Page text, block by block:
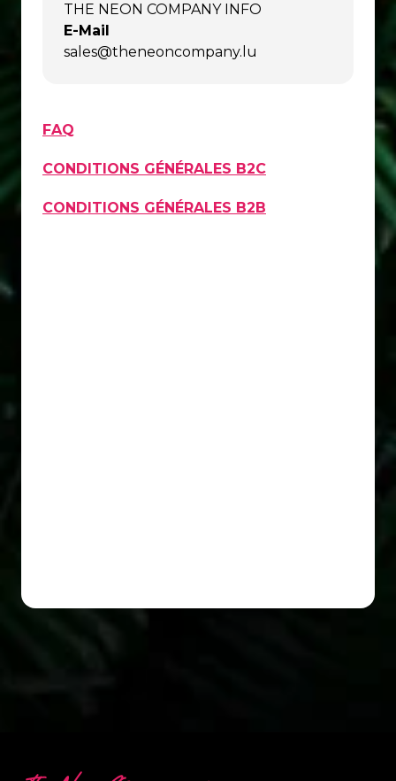
THE NEON COMPANY INFO
E-Mail
sales@theneoncompany.lu
FAQ
CONDITIONS GÉNÉRALES B2C
CONDITIONS GÉNÉRALES B2B